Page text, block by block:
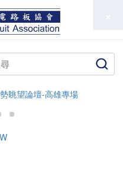
TPCA